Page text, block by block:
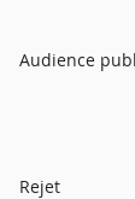
Audience
Rejet